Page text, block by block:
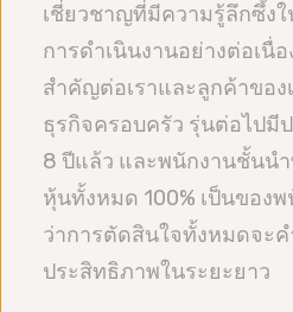
เชี่ยวชาญที่มีความรู้ลึกซึ้ง
การดำเนินงานอย่างต่อเนื่
สำคัญต่อเราและลูกค้าของ
ธุรกิจครอบครัว รุ่นต่อไปมี
8 ปีแล้ว และพนักงานชั้นน
หุ้นทั้งหมด 100% เป็นของ
ว่าการตัดสินใจทั้งหมดจะค
ประสิทธิภาพในระยะยาว